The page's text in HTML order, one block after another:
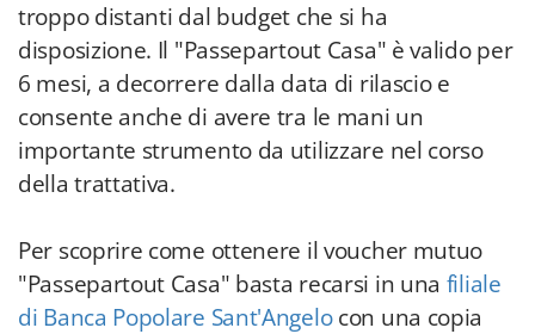
troppo distanti dal budget che si ha
disposizione. Il "Passepartout Casa" è valido per
6 mesi, a decorrere dalla data di rilascio e
consente anche di avere tra le mani un
importante strumento da utilizzare nel corso
della trattativa.
Per scoprire come ottenere il voucher mutuo
"Passepartout Casa" basta recarsi in una filiale
di Banca Popolare Sant'Angelocon una copia